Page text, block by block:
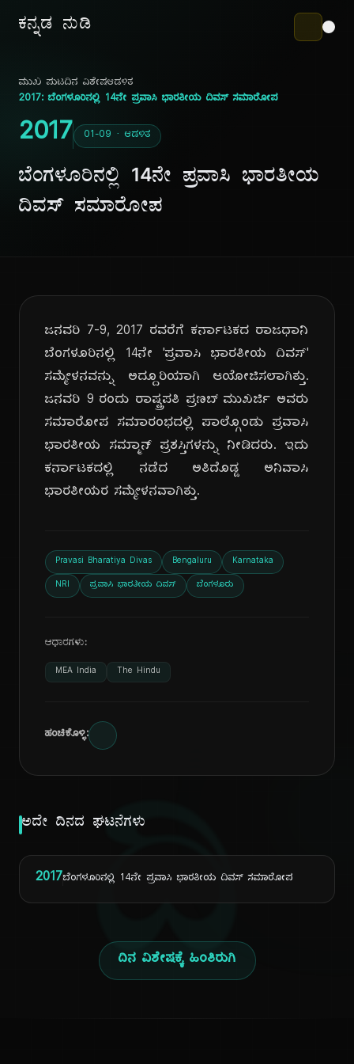
ಕನ್ನಡ ನುಡಿ
ದಿ
ಮುಖ ಪುಟದಿನ ವಿಶೇಷಆಡಳಿತ
2017: ಬೆಂಗಳೂರಿನಲ್ಲಿ 14ನೇ ಪ್ರವಾಸಿ ಭಾರತೀಯ ದಿವಸ್ ಸಮಾರೋಪ
2017 01-09 · ಆಡಳಿತ
ಬೆಂಗಳೂರಿನಲ್ಲಿ 14ನೇ ಪ್ರವಾಸಿ ಭಾರತೀಯ
ದಿವಸ್ ಸಮಾರೋಪ
ಜನವರಿ 7-9, 2017 ರವರೆಗೆ ಕರ್ನಾಟಕದ ರಾಜಧಾನಿ
ಬೆಂಗಳೂರಿನಲ್ಲಿ 14ನೇ 'ಪ್ರವಾಸಿ ಭಾರತೀಯ ದಿವಸ್'
ಸಮ್ಮೇಳನವನ್ನು ಅದ್ದೂರಿಯಾಗಿ ಆಯೋಜಿಸಲಾಗಿತ್ತು.
ಜನವರಿ 9 ರಂದು ರಾಷ್ಟ್ರಪತಿ ಪ್ರಣಬ್ ಮುಖರ್ಜಿ ಅವರು
ಸಮಾರೋಪ ಸಮಾರಂಭದಲ್ಲಿ ಪಾಲ್ಗೊಂಡು ಪ್ರವಾಸಿ
ಭಾರತೀಯ ಸಮ್ಮಾನ್ ಪ್ರಶಸ್ತಿಗಳನ್ನು ನೀಡಿದರು. ಇದು
ಕರ್ನಾಟಕದಲ್ಲಿ ನಡೆದ ಅತಿದೊಡ್ಡ ಅನಿವಾಸಿ
ಭಾರತೀಯರ ಸಮ್ಮೇಳನವಾಗಿತ್ತು.
Pravasi Bharatiya Divas Bengaluru Karnataka
NRI ಪ್ರವಾಸಿ ಭಾರತೀಯ ದಿವಸ್ ಬೆಂಗಳೂರು
ಆಧಾರಗಳು:
MEA India The Hindu
ಹಂಚಿಕೊಳ್ಳಿ:
ಅದೇ ದಿನದ ಘಟನೆಗಳು
2017ಬೆಂಗಳೂರಿನಲ್ಲಿ 14ನೇ ಪ್ರವಾಸಿ ಭಾರತೀಯ ದಿವಸ್ ಸಮಾರೋಪ
ದಿನ ವಿಶೇಷಕ್ಕೆ ಹಿಂತಿರುಗಿ